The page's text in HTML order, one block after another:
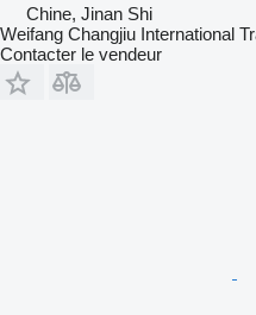
Chine, Jinan Shi
Weifang Changjiu International
Contacter le vendeur